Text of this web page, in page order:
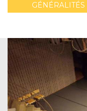
GÉNÉRALITÉS